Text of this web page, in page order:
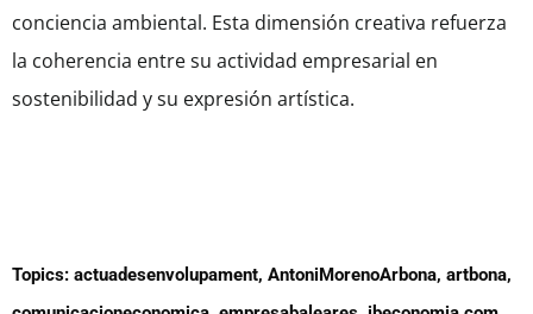
conciencia ambiental. Esta dimensión creativa refuerza
la coherencia entre su actividad empresarial en
sostenibilidad y su expresión artística.
Topics: actuadesenvolupament, AntoniMorenoArbona, artbona,